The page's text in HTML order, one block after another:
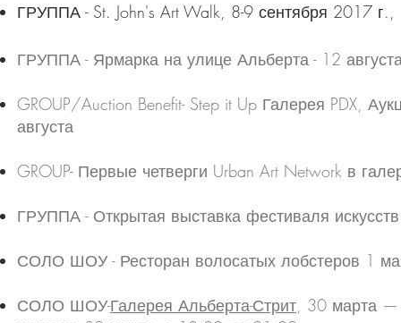
ГРУППА - St. John's Art Walk, 8-9 сентября 2017
ГРУППА - Ярмарка на улице Альберта - 12
GROUP/Auction Benefit- Step it Up Галерея PDX,
августа
GROUP- Первые четверги Urban Art Network в
ГРУППА - Открытая выставка фестиваля
СОЛО ШОУ - Ресторан волосатых лобстеров 1
СОЛО ШОУ-Галерея Альберта-Стрит, 30 марта —